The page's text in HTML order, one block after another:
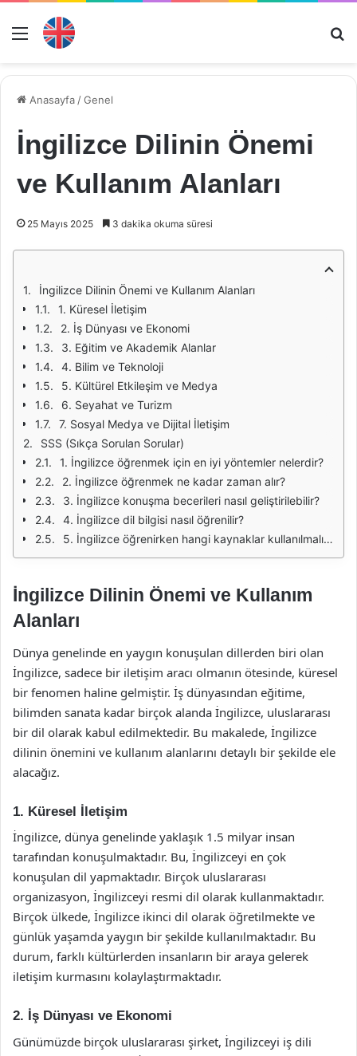
Menü
Anasayfa /Genel
İngilizce Dilinin Önemi
ve Kullanım Alanları
25 Mayıs 2025 3 dakika okuma süresi
İngilizce Dilinin Önemi ve Kullanım Alanları
1. Küresel İletişim
2. İş Dünyası ve Ekonomi
3. Eğitim ve Akademik Alanlar
4. Bilim ve Teknoloji
5. Kültürel Etkileşim ve Medya
6. Seyahat ve Turizm
7. Sosyal Medya ve Dijital İletişim
SSS (Sıkça Sorulan Sorular)
1. İngilizce öğrenmek için en iyi yöntemler nelerdir?
2. İngilizce öğrenmek ne kadar zaman alır?
3. İngilizce konuşma becerileri nasıl geliştirilebilir?
4. İngilizce dil bilgisi nasıl öğrenilir?
5. İngilizce öğrenirken hangi kaynaklar kullanılmalıdır?
İngilizce Dilinin Önemi ve Kullanım
Alanları
Dünya genelinde en yaygın konuşulan dillerden biri olan
İngilizce, sadece bir iletişim aracı olmanın ötesinde, küresel
bir fenomen haline gelmiştir. İş dünyasından eğitime,
bilimden sanata kadar birçok alanda İngilizce, uluslararası
bir dil olarak kabul edilmektedir. Bu makalede, İngilizce
dilinin önemini ve kullanım alanlarını detaylı bir şekilde ele
alacağız.
1. Küresel İletişim
İngilizce, dünya genelinde yaklaşık 1.5 milyar insan
tarafından konuşulmaktadır. Bu, İngilizceyi en çok
konuşulan dil yapmaktadır. Birçok uluslararası
organizasyon, İngilizceyi resmi dil olarak kullanmaktadır.
Birçok ülkede, İngilizce ikinci dil olarak öğretilmekte ve
günlük yaşamda yaygın bir şekilde kullanılmaktadır. Bu
durum, farklı kültürlerden insanların bir araya gelerek
iletişim kurmasını kolaylaştırmaktadır.
2. İş Dünyası ve Ekonomi
Günümüzde birçok uluslararası şirket, İngilizceyi iş dili